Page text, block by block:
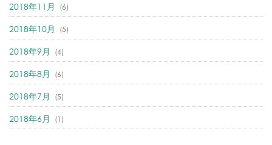
2018年11月 (6)
2018年10月 (5)
2018年9月 (4)
2018年8月 (6)
2018年7月 (5)
2018年6月 (1)